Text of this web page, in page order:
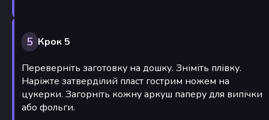
5 Крок 5
Переверніть заготовку на дошку. Зніміть плівку.
Наріжте затверділий пласт гострим ножем на
цукерки. Загорніть кожну аркуш паперу для випічки
або фольги.